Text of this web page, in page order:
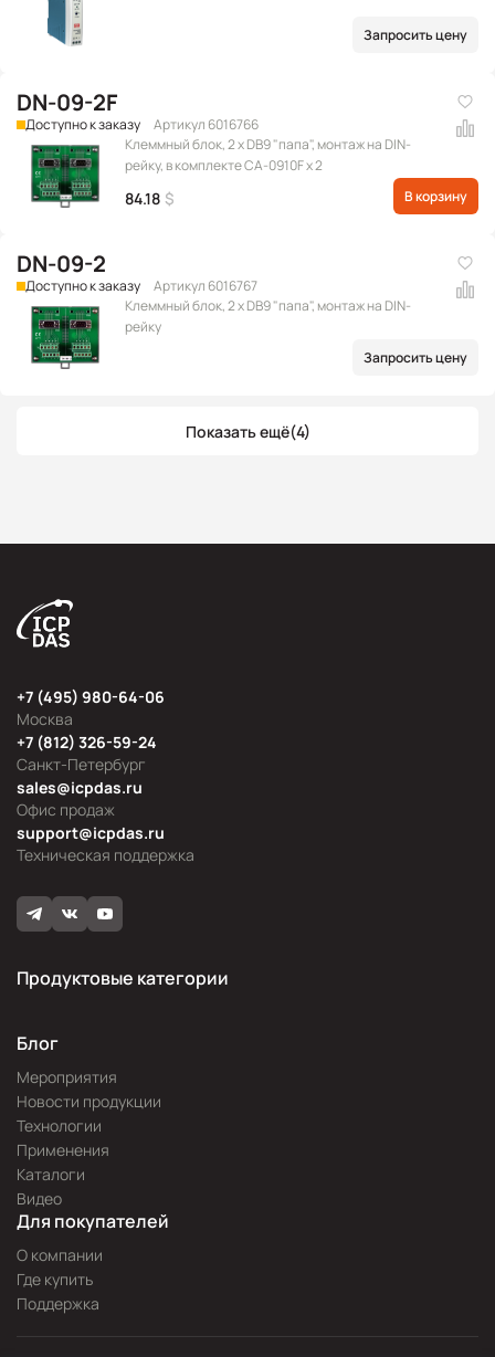
Запросить цену
DN-09-2F
Доступно к заказу
Артикул 6016766
Клеммный блок, 2 x DB9 "папа", монтаж на DIN-
рейку, в комплекте CA-0910F x 2
84.18 $ В корзину
DN-09-2
Доступно к заказу
Артикул 6016767
Клеммный блок, 2 x DB9 "папа", монтаж на DIN-
рейку
Запросить цену
Показать ещё(4)
Москва
+7 (495) 980-64-06
Офис продаж
sales@icpdas.ru
Санкт-Петербург
+7 (812) 326-59-24
Техническая поддержка
support@icpdas.ru
Продуктовые категории
Блог
Мероприятия
Новости продукции
Технологии
Применения
Каталоги
Видео
Для покупателей
О компании
Где купить
Поддержка